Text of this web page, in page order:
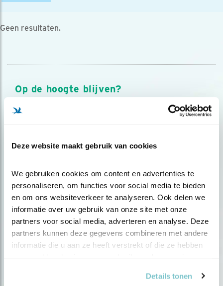
Deze website maakt gebruik van cookies
We gebruiken cookies om content en advertenties te
personaliseren, om functies voor social media te bieden
en om ons websiteverkeer te analyseren. Ook delen we
informatie over uw gebruik van onze site met onze
partners voor social media, adverteren en analyse. Deze
partners kunnen deze gegevens combineren met andere
informatie die u aan ze heeft verstrekt of die ze hebben
Details tonen
Geen resultaten.
Op de hoogte blijven?
Meld je aan en ontvang nieuws, inspiratie, acties en tips
over vogels en activiteiten van Vogelbescherming.